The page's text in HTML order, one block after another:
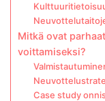
Mitkä ovat
voittamiseksi?
Case study